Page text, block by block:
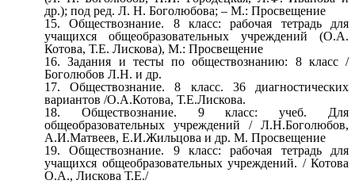
др.); под ред. Л. Н. Боголюбова; – М.: Просвещение
Обществознание. 8 класс: рабочая тетрадь для
учащихся общеобразовательных учреждений (О.А.
Котова, Т.Е. Лискова), М.: Просвещение
Задания и тесты по обществознанию: 8 класс /
Боголюбов Л.Н. и др.
Обществознание. 8 класс. 36 диагностических
вариантов /О.А.Котова, Т.Е.Лискова.
Обществознание. 9 класс: учеб. Для
общеобразовательных учреждений / Л.Н.Боголюбов,
А.И.Матвеев, Е.И.Жильцова и др. М. Просвещение
Обществознание. 9 класс: рабочая тетрадь для
учащихся общеобразовательных учреждений. / Котова
О.А., Лискова Т.Е./